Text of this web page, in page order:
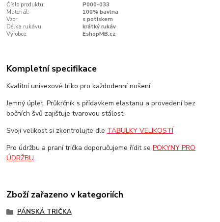
Číslo produktu:
P000-033
Materiál:
100% bavlna
Vzor:
s potiskem
Délka rukávu:
krátký rukáv
Výrobce:
EshopMB.cz
Kompletní specifikace
Kvalitní unisexové triko pro každodenní nošení.
Jemný úplet. Průkrčník s přídavkem elastanu a provedení bez
bočních švů zajišťuje tvarovou stálost.
Svoji velikost si zkontrolujte dle TABULKY VELIKOSTÍ
Pro údržbu a praní trička doporučujeme řídit sePOKYNY PRO
ÚDRŽBU
Zboží zařazeno v kategoriích
PÁNSKÁ TRIČKA